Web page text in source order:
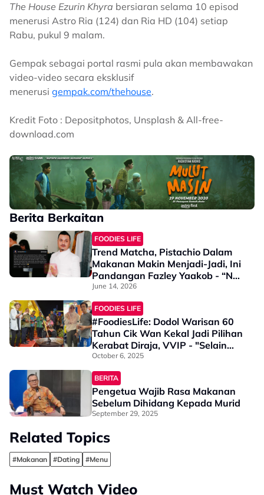
The House Ezurin Khyra bersiaran selama 10 episod
menerusi Astro Ria (124) dan Ria HD (104) setiap
Rabu, pukul 9 malam.
Gempak sebagai portal rasmi pula akan membawakan
video-video secara eksklusif
menerusi gempak.com/thehouse.
Kredit Foto : Depositphotos, Unsplash & All-free-
download.com
Berita Berkaitan
FOODIES LIFE
Trend Matcha, Pistachio Dalam
Makanan Makin Menjadi-Jadi, Ini
Pandangan Fazley Yaakob - “Nak
Kreatif Tak Salah, Tapi…”
June 14, 2026
FOODIES LIFE
#FoodiesLife: Dodol Warisan 60
Tahun Cik Wan Kekal Jadi Pilihan
Kerabat Diraja, VVIP - "Selain
Suka Guna Dapur Kayu, Rahsia
Kekal Lama ..."
October 6, 2025
BERITA
Pengetua Wajib Rasa Makanan
Sebelum Dihidang Kepada Murid
September 29, 2025
Related Topics
#Makanan #Dating #Menu
Must Watch Video